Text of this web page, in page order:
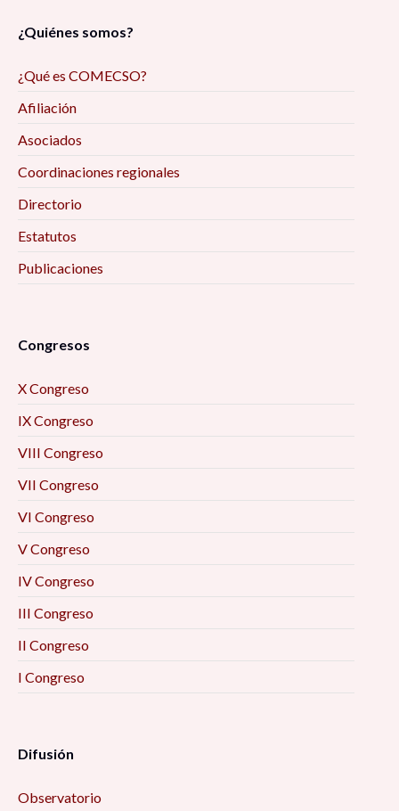
¿Quiénes somos?
¿Qué es COMECSO?
Afiliación
Asociados
Coordinaciones regionales
Directorio
Estatutos
Publicaciones
Congresos
X Congreso
IX Congreso
VIII Congreso
VII Congreso
VI Congreso
V Congreso
IV Congreso
III Congreso
II Congreso
I Congreso
Difusión
Observatorio